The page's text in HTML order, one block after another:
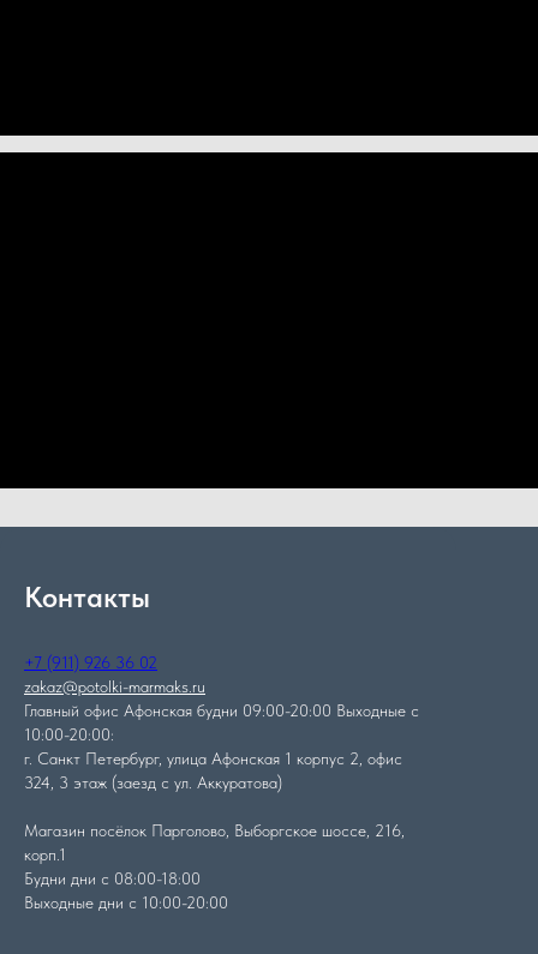
Контакты
+7 (911) 926 36 02
zakaz@potolki-marmaks.ru
Главный офис Афонская будни 09:00-20:00 Выходные с
10:00-20:00:
г. Санкт Петербург, улица Афонская 1 корпус 2, офис
324, 3 этаж (заезд с ул. Аккуратова)
Магазин посёлок Парголово, Выборгское шоссе, 216,
корп.1
Будни дни с 08:00-18:00
Выходные дни с 10:00-20:00